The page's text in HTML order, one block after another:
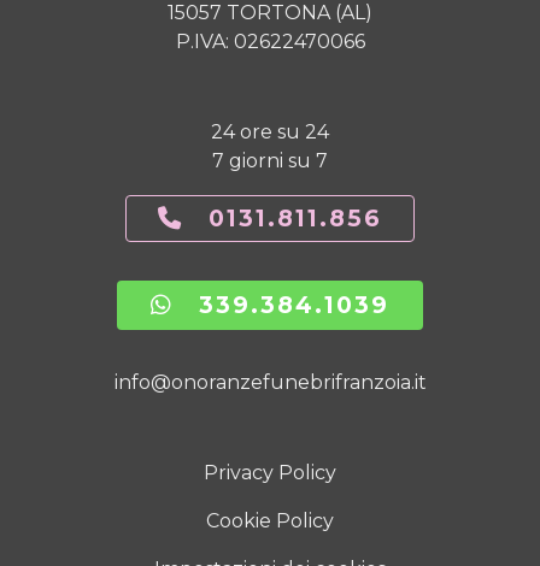
15057 TORTONA (AL)
P.IVA: 02622470066
24 ore su 24
7 giorni su 7
0131.811.856
339.384.1039
info@onoranzefunebrifranzoia.it
Privacy Policy
Cookie Policy